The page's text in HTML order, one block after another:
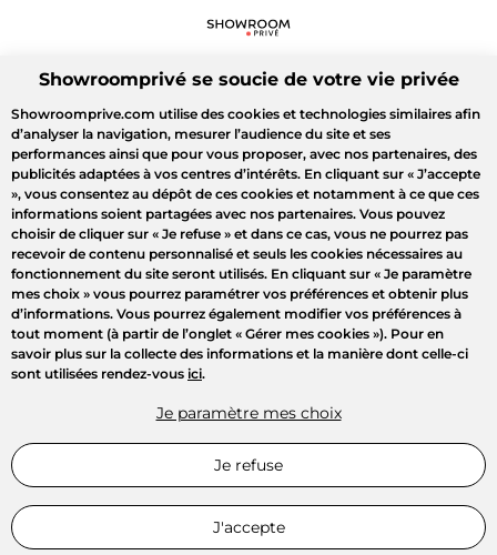
Showroomprivé se soucie de votre vie privée
Showroomprive.com utilise des cookies et technologies similaires afin
d’analyser la navigation, mesurer l’audience du site et ses
performances ainsi que pour vous proposer, avec nos partenaires, des
publicités adaptées à vos centres d’intérêts. En cliquant sur « J’accepte
», vous consentez au dépôt de ces cookies et notamment à ce que ces
informations soient partagées avec nos partenaires. Vous pouvez
choisir de cliquer sur « Je refuse » et dans ce cas, vous ne pourrez pas
recevoir de contenu personnalisé et seuls les cookies nécessaires au
fonctionnement du site seront utilisés. En cliquant sur « Je paramètre
mes choix » vous pourrez paramétrer vos préférences et obtenir plus
d’informations. Vous pourrez également modifier vos préférences à
tout moment (à partir de l’onglet « Gérer mes cookies »). Pour en
savoir plus sur la collecte des informations et la manière dont celle-ci
sont utilisées rendez-vous ici.
Je paramètre mes choix
Je refuse
J'accepte